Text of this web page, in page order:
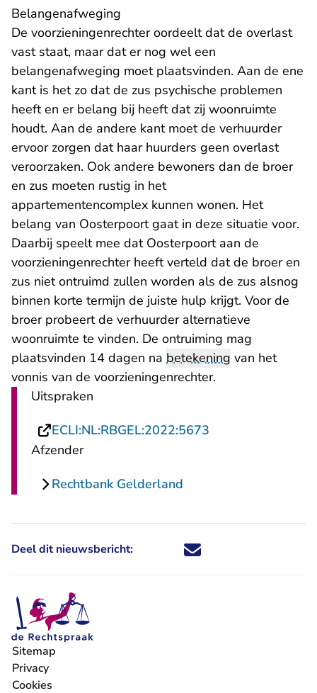
Belangenafweging
De voorzieningenrechter oordeelt dat de overlast
vast staat, maar dat er nog wel een
belangenafweging moet plaatsvinden. Aan de ene
kant is het zo dat de zus psychische problemen
heeft en er belang bij heeft dat zij woonruimte
houdt. Aan de andere kant moet de verhuurder
ervoor zorgen dat haar huurders geen overlast
veroorzaken. Ook andere bewoners dan de broer
en zus moeten rustig in het
appartementencomplex kunnen wonen. Het
belang van Oosterpoort gaat in deze situatie voor.
Daarbij speelt mee dat Oosterpoort aan de
voorzieningenrechter heeft verteld dat de broer en
zus niet ontruimd zullen worden als de zus alsnog
binnen korte termijn de juiste hulp krijgt. Voor de
broer probeert de verhuurder alternatieve
woonruimte te vinden. De ontruiming mag
plaatsvinden 14 dagen na betekening van het
vonnis van de voorzieningenrechter.
Uitspraken
ECLI:NL:RBGEL:2022:5673
Afzender
Rechtbank Gelderland
Deel dit nieuwsbericht: Deel dit nieuwsbericht via X -
Deel dit nieuwsbericht via
Deel dit nieuwsbericht
Deel dit
Sitemap
Privacy
Cookies